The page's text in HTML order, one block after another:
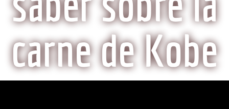
carne de Kobe